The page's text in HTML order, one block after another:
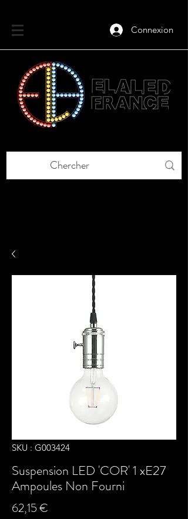
Connexion
SKU : G003424
Suspension LED 'COR' 1 xE27
Ampoules Non Fourni
62,15 €